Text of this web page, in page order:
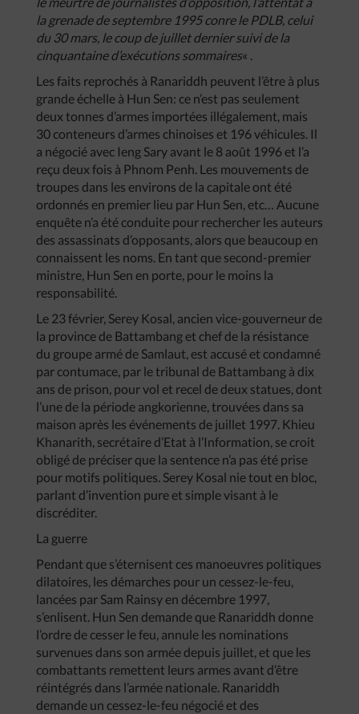
la grenade de septembre 1995 conre le PDLB, celui
du 30 mars, le coup de juillet dernier suivi de la
cinquantaine d’exécutions sommaires« .
Les faits reprochés à Ranariddh peuvent l’être à plus
grande échelle à Hun Sen: ce n’est pas seulement
deux tonnes d’armes importées illégalement, mais
30 conteneurs d’armes chinoises et 196 véhicules. Il
a négocié avec Ieng Sary avant le 8 août 1996 et l’a
reçu deux fois à Phnom Penh. Les mouvements de
troupes dans les environs de la capitale ont été
ordonnés en premier lieu par Hun Sen, etc… Aucune
enquête n’a été conduite pour rechercher les auteurs
des assassinats d’opposants, alors que beaucoup en
connaissent les noms. En tant que second-premier
ministre, Hun Sen en porte, pour le moins la
responsabilité.
Le 23 février, Serey Kosal, ancien vice-gouverneur de
la province de Battambang et chef de la résistance
du groupe armé de Samlaut, est accusé et condamné
par contumace, par le tribunal de Battambang à dix
ans de prison, pour vol et recel de deux statues, dont
l’une de la période angkorienne, trouvées dans sa
maison après les événements de juillet 1997. Khieu
Khanarith, secrétaire d’Etat à l’Information, se croit
obligé de préciser que la sentence n’a pas été prise
pour motifs politiques. Serey Kosal nie tout en bloc,
parlant d’invention pure et simple visant à le
discréditer.
La guerre
Pendant que s’éternisent ces manoeuvres politiques
dilatoires, les démarches pour un cessez-le-feu,
lancées par Sam Rainsy en décembre 1997,
s’enlisent. Hun Sen demande que Ranariddh donne
l’ordre de cesser le feu, annule les nominations
survenues dans son armée depuis juillet, et que les
combattants remettent leurs armes avant d’être
réintégrés dans l’armée nationale. Ranariddh
demande un cessez-le-feu négocié et des